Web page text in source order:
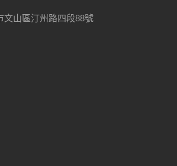
文山區汀州路四段88號